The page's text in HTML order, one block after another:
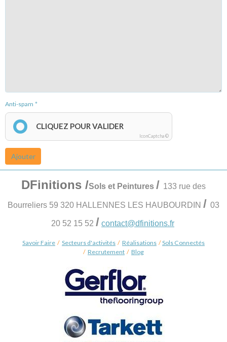
Anti-spam
CLIQUEZ POUR VALIDER
IconCaptcha ©
Ajouter
DFinitions /Sols et Peintures / 133 rue des
Bourreliers 59 320 HALLENNES LES HAUBOURDIN / 03
20 52 15 52 / contact@dfinitions.fr
Savoir Faire / Secteurs d'activités / Réalisations /Sols Connectés
/ Recrutement / Blog